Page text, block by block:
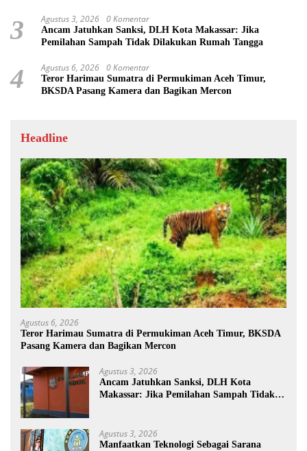
3 Agustus 3, 2026 0 Komentar
Ancam Jatuhkan Sanksi, DLH Kota Makassar: Jika
Pemilahan Sampah Tidak Dilakukan Rumah Tangga
4 Agustus 6, 2026 0 Komentar
Teror Harimau Sumatra di Permukiman Aceh Timur,
BKSDA Pasang Kamera dan Bagikan Mercon
Headline
Agustus 6, 2026
Teror Harimau Sumatra di Permukiman Aceh Timur, BKSDA
Pasang Kamera dan Bagikan Mercon
Agustus 3, 2026
Ancam Jatuhkan Sanksi, DLH Kota
Makassar: Jika Pemilahan Sampah Tidak
Agustus 3, 2026
Manfaatkan Teknologi Sebagai Sarana